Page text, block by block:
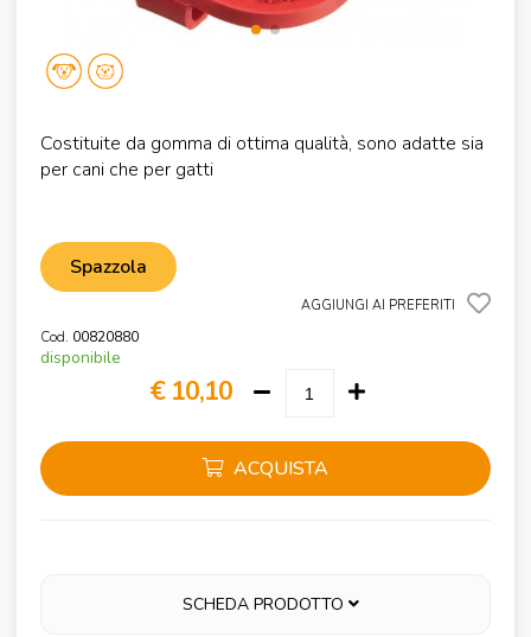
Costituite da gomma di ottima qualità, sono adatte sia
per cani che per gatti
Spazzola
AGGIUNGI AI PREFERITI
Cod. 00820880
disponibile
€ 10,10
ACQUISTA
SCHEDA PRODOTTO